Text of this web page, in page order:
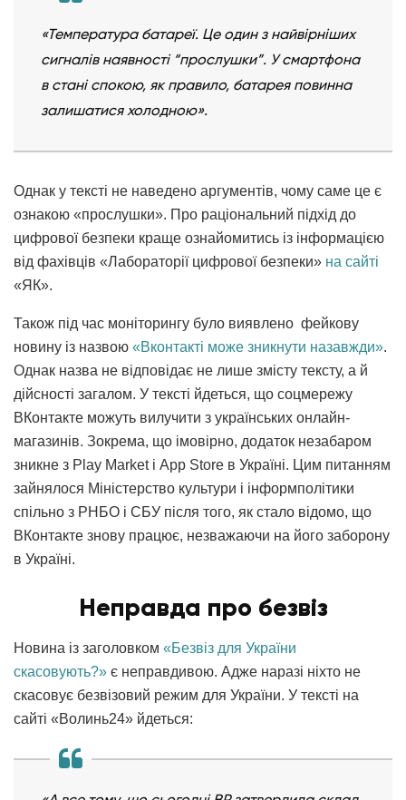
«Температура батареї. Це один з найвірніших
сигналів наявності “прослушки”. У смартфона
в стані спокою, як правило, батарея повинна
залишатися холодною».
Однак у тексті не наведено аргументів, чому саме це є
ознакою «прослушки». Про раціональний підхід до
цифрової безпеки краще ознайомитись із інформацією
від фахівців «Лабораторії цифрової безпеки» на сайті
«ЯК».
Також під час моніторингу було виявлено фейкову
новину із назвою «Вконтакті може зникнути назавжди».
Однак назва не відповідає не лише змісту тексту, а й
дійсності загалом. У тексті йдеться, що соцмережу
ВКонтакте можуть вилучити з українських онлайн-
магазинів. Зокрема, що імовірно, додаток незабаром
зникне з Play Market і App Store в Україні. Цим питанням
зайнялося Міністерство культури і інформполітики
спільно з РНБО і СБУ після того, як стало відомо, що
ВКонтакте знову працює, незважаючи на його заборону
в Україні.
Неправда про безвіз
Новина із заголовком «Безвіз для України
скасовують?» є неправдивою. Адже наразі ніхто не
скасовує безвізовий режим для України. У тексті на
сайті «Волинь24» йдеться: